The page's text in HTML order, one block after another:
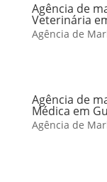
Agência de
Veterinária
Agência de
Agência de
Médica em
Agência de